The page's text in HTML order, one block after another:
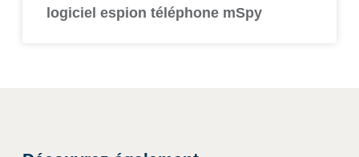
logiciel espion téléphone mSpy